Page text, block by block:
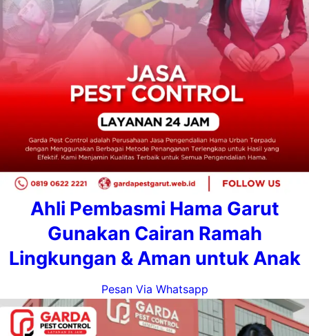
Ahli Pembasmi Hama Garut
Gunakan Cairan Ramah
Lingkungan & Aman untuk Anak
Pesan Via Whatsapp